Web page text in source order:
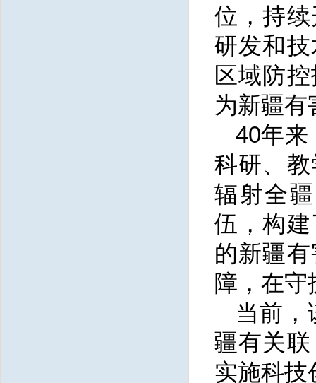
位，持
研发和
区域防
为新疆有
40年来
科研、
辐射全
伍，构
的新疆
障，在守
当前，
疆有关
实施科技